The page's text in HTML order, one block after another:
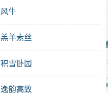
风牛
羔羊素丝
积雪卧园
逸韵高致